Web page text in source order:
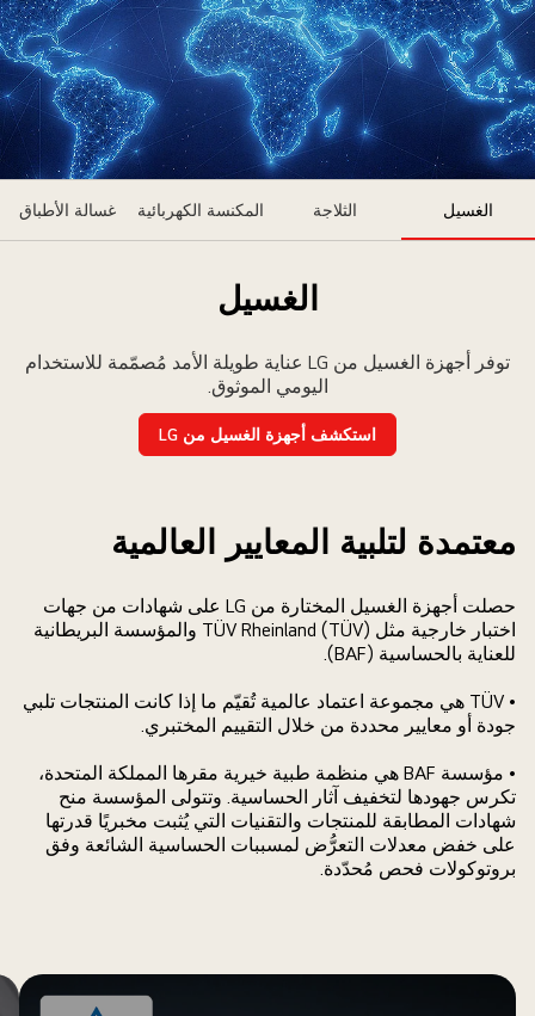
بصري
عالم
لتمثيل
وموثوقية
أجهزة
المنزلية
عالميًا.
الغسيل الثلاجة المكنسة الكهربائية غسالة الأطباق
الغسيل
توفر أجهزة الغسيل من LG عناية طويلة الأمد مُصمّمة للاستخدام
اليومي الموثوق.
استكشف أجهزة الغسيل من LG
معتمدة لتلبية المعايير العالمية
حصلت أجهزة الغسيل المختارة من LG على شهادات من جهات
اختبار خارجية مثل TÜV Rheinland (TÜV) والمؤسسة البريطانية
للعناية بالحساسية (BAF).
• TÜV هي مجموعة اعتماد عالمية تُقيّم ما إذا كانت المنتجات تلبي
جودة أو معايير محددة من خلال التقييم المختبري.
• مؤسسة BAF هي منظمة طبية خيرية مقرها المملكة المتحدة،
تكرس جهودها لتخفيف آثار الحساسية. وتتولى المؤسسة منح
شهادات المطابقة للمنتجات والتقنيات التي يُثبت مخبريًا قدرتها
على خفض معدلات التعرُّض لمسببات الحساسية الشائعة وفق
بروتوكولات فحص مُحدّدة.